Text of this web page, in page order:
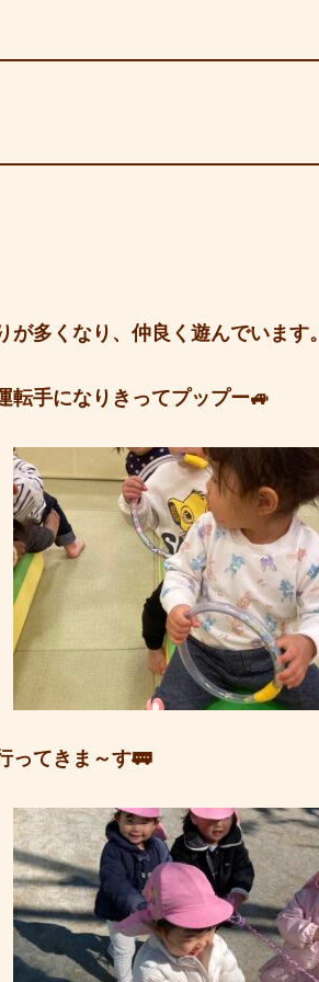
が多くなり、仲良く遊んでいます。
転手になりきってプップー🚙
ってきま～す🚃